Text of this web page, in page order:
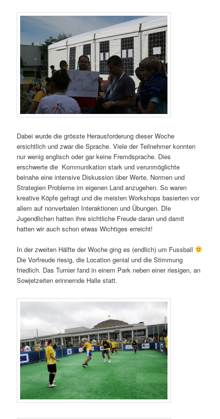
Dabei wurde die grösste Herausforderung dieser Woche
ersichtlich und zwar die Sprache. Viele der Teilnehmer konnten
nur wenig englisch oder gar keine Fremdsprache. Dies
erschwerte die Kommunikation stark und verunmöglichte
beinahe eine intensive Diskussion über Werte, Normen und
Strategien Probleme im eigenen Land anzugehen. So waren
kreative Köpfe gefragt und die meisten Workshops basierten vor
allem auf nonverbalen Interaktionen und Übungen. DIe
Jugendlichen hatten ihre sichtliche Freude daran und damit
hatten wir auch schon etwas Wichtiges erreicht!
In der zweiten Hälfte der Woche ging es (endlich) um Fussball
Die Vorfreude riesig, die Location genial und die Stimmung
friedlich. Das Turnier fand in einem Park neben einer riesigen, an
Sowjetzeiten erinnernde Halle statt.